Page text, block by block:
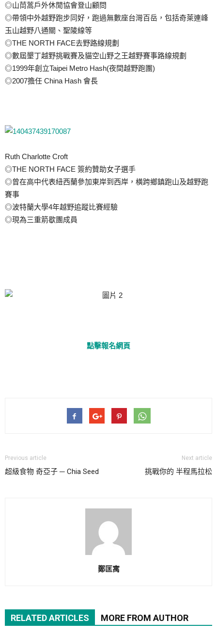
◎山茼蒿戶外休閒協會登山顧問
◎帶領中外越野跑步同好，跑過無數座台灣百岳，包括奇萊連峰
玉山越野八通關、聖陵線等
◎THE NORTH FACE去野路線規劃
◎數屆墾丁越野挑戰賽及貓空山野之王越野賽事路線規劃
◎1999年創立Taipei Metro Hash(夜間越野跑團)
◎2007擔任 China Hash 會長
Ruth Charlotte Croft
◎THE NORTH FACE 簽約贊助女子選手
◎曾在高中代表紐西蘭參加東岸到西岸，橫跨鄉鎮跑山及越野跑
賽事
◎波特蘭大學4年越野追蹤比賽經驗
◎現為三重箭歇團成員
點擊報名網頁
Previous article
超級食物 奇亞子 ─ Chia Seed
Next article
挑戰你的 半程馬拉松
鄭匡寓
RELATED ARTICLES MORE FROM AUTHOR